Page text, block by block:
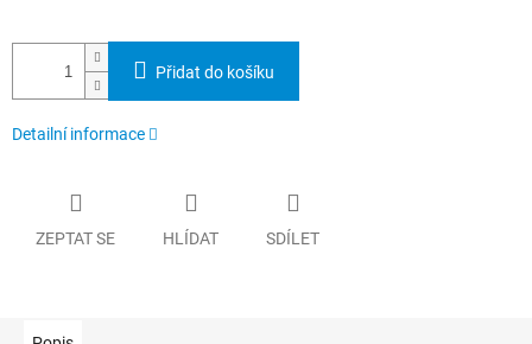
Přidat do košíku
Detailní informace
ZEPTAT SE HLÍDAT SDÍLET